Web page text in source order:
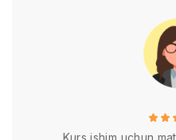
Kurs ishim uchun